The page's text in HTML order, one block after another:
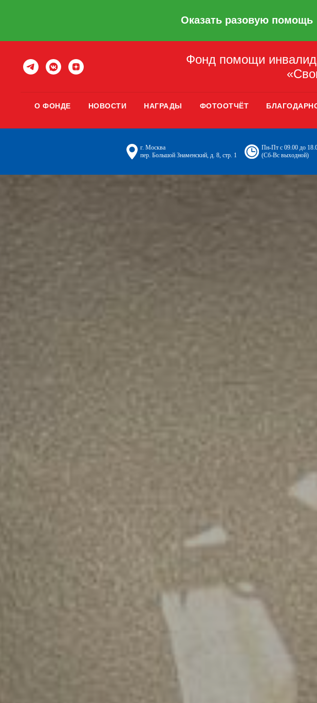
Оказать разовую помощь
Фонд помощи
О ФОНДЕ НОВОСТИ НАГРАДЫ ФОТООТЧЁТ
г. Москва
пер. Большой Знаменский, д. 8, стр. 1
Пн-Пт с 09.00 до
(Сб-Вс выходной)